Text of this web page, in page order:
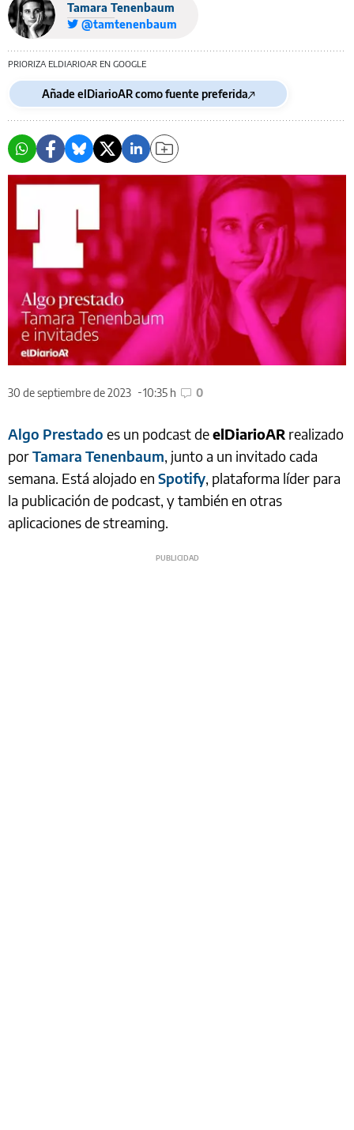
Tamara Tenenbaum
@tamtenenbaum
PRIORIZA ELDIARIOAR EN GOOGLE
Añade elDiarioAR como fuente preferida
30 de septiembre de 2023 10:35 h 0
Algo Prestado es un podcast deelDiarioAR realizado
porTamara Tenenbaum, junto a un invitado cada
semana. Está alojado en Spotify, plataforma líder para
la publicación de podcast, y también en otras
aplicaciones de streaming.